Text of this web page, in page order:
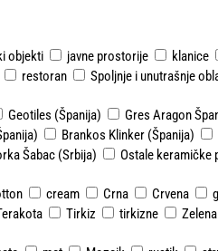
objekti javne prostorije klanice
restoran Spoljnje i unutrašnje
Geotiles (Španija) Gres Aragon
Brankos Klinker (Španija)
Šabac (Srbija)
Ostale keramičke
cream Crna Crvena
Tirkiz tirkizne Zelena